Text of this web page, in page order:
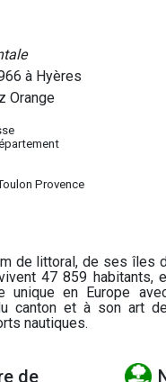
à Hyères
Orange
Provence
de littoral, de ses îles
47 859 habitants,
unique en Europe
canton et à son art
nautiques.
de